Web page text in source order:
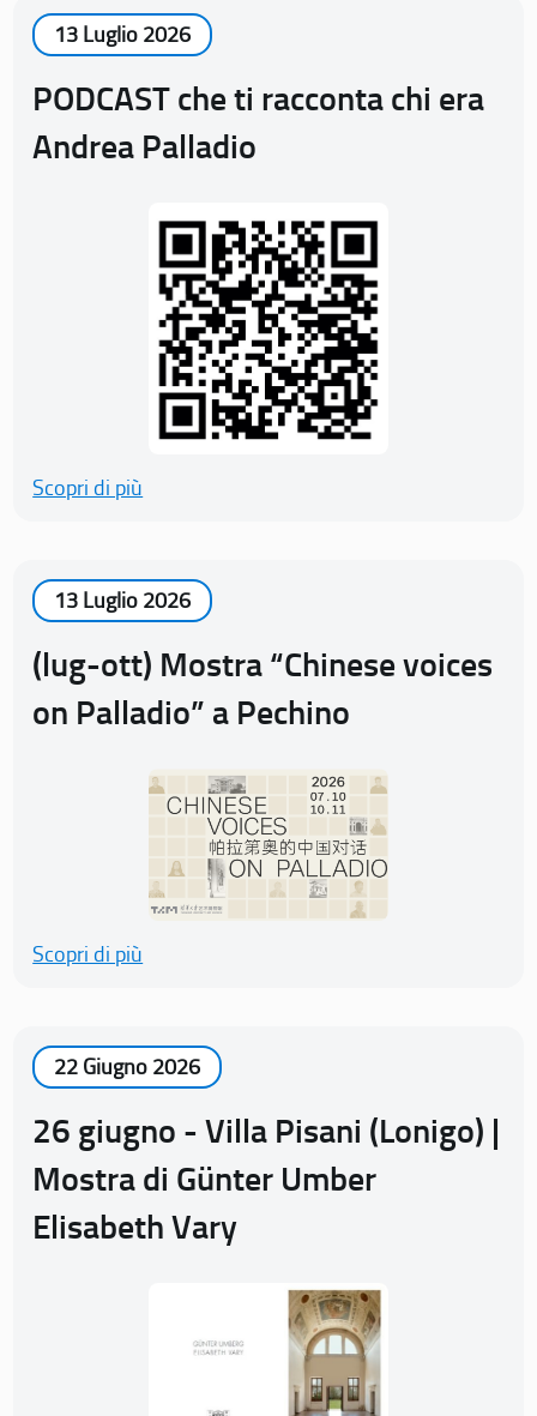
13 Luglio 2026
PODCAST che ti racconta chi era
Andrea Palladio
Scopri di più
13 Luglio 2026
(lug-ott) Mostra “Chinese voices
on Palladio” a Pechino
Scopri di più
22 Giugno 2026
26 giugno - Villa Pisani (Lonigo) |
Mostra di Günter Umber
Elisabeth Vary